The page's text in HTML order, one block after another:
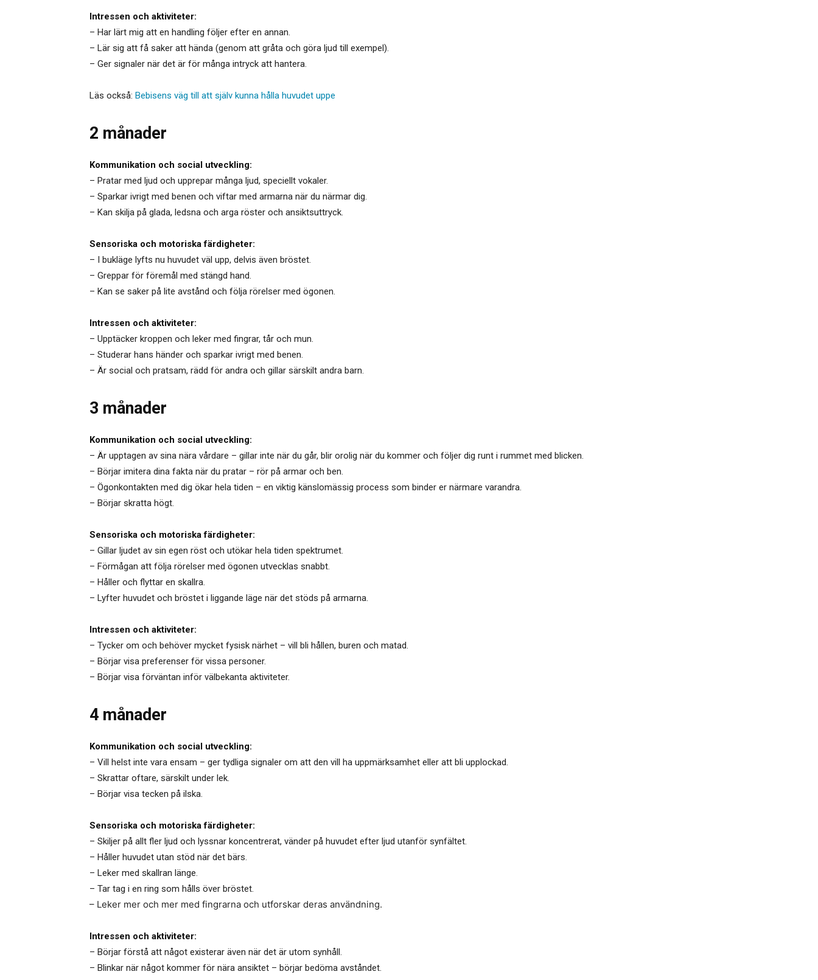
Intressen och aktiviteter:
– Har lärt mig att en handling följer efter en annan.
– Lär sig att få saker att hända (genom att gråta och göra ljud till exempel).
– Ger signaler när det är för många intryck att hantera.
Läs också: Bebisens väg till att själv kunna hålla huvudet uppe
2 månader
Kommunikation och social utveckling:
– Pratar med ljud och upprepar många ljud, speciellt vokaler.
– Sparkar ivrigt med benen och viftar med armarna när du närmar dig.
– Kan skilja på glada, ledsna och arga röster och ansiktsuttryck.
Sensoriska och motoriska färdigheter:
– I bukläge lyfts nu huvudet väl upp, delvis även bröstet.
– Greppar för föremål med stängd hand.
– Kan se saker på lite avstånd och följa rörelser med ögonen.
Intressen och aktiviteter:
– Upptäcker kroppen och leker med fingrar, tår och mun.
– Studerar hans händer och sparkar ivrigt med benen.
– Är social och pratsam, rädd för andra och gillar särskilt andra barn.
3 månader
Kommunikation och social utveckling:
– Är upptagen av sina nära vårdare – gillar inte när du går, blir orolig när du kommer och följer dig runt i rummet med blicken.
– Börjar imitera dina fakta när du pratar – rör på armar och ben.
– Ögonkontakten med dig ökar hela tiden – en viktig känslomässig process som binder er närmare varandra.
– Börjar skratta högt.
Sensoriska och motoriska färdigheter:
– Gillar ljudet av sin egen röst och utökar hela tiden spektrumet.
– Förmågan att följa rörelser med ögonen utvecklas snabbt.
– Håller och flyttar en skallra.
– Lyfter huvudet och bröstet i liggande läge när det stöds på armarna.
Intressen och aktiviteter:
– Tycker om och behöver mycket fysisk närhet – vill bli hållen, buren och matad.
– Börjar visa preferenser för vissa personer.
– Börjar visa förväntan inför välbekanta aktiviteter.
4 månader
Kommunikation och social utveckling:
– Vill helst inte vara ensam – ger tydliga signaler om att den vill ha uppmärksamhet eller att bli upplockad.
– Skrattar oftare, särskilt under lek.
– Börjar visa tecken på ilska.
Sensoriska och motoriska färdigheter:
– Skiljer på allt fler ljud och lyssnar koncentrerat, vänder på huvudet efter ljud utanför synfältet.
– Håller huvudet utan stöd när det bärs.
– Leker med skallran länge.
– Tar tag i en ring som hålls över bröstet.
– Leker mer och mer med fingrarna och utforskar deras användning.
Intressen och aktiviteter:
– Börjar förstå att något existerar även när det är utom synhåll.
– Blinkar när något kommer för nära ansiktet – börjar bedöma avståndet.